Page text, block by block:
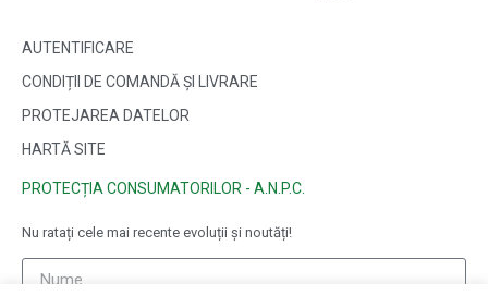
AUTENTIFICARE
CONDIȚII DE COMANDĂ ȘI LIVRARE
PROTEJAREA DATELOR
HARTĂ SITE
PROTECȚIA CONSUMATORILOR - A.N.P.C.
Nu ratați cele mai recente evoluții și noutăți!